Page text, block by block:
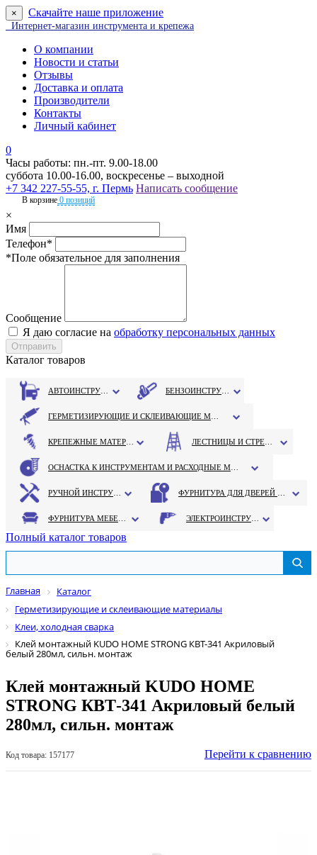
× Скачайте наше приложение
Интернет-магазин инструмента и крепежа
О компании
Новости и статьи
Отзывы
Доставка и оплата
Производители
Контакты
Личный кабинет
0
Часы работы: пн.-пт. 9.00-18.00
суббота 10.00-16.00, воскресенье – выходной
+7 342 227-55-55, г. Пермь Написать сообщение
В корзине 0 позиций
×
Имя
Телефон*
*Поле обязательное для заполнения
Сообщение
Я даю согласие на обработку персональных данных
Каталог товаров
Полный каталог товаров
Главная
Каталог
Герметизирующие и склеивающие материалы
Клеи, холодная сварка
Клей монтажный KUDO HOME STRONG КВТ-341 Акриловый
белый 280мл, сильн. монтаж
Клей монтажный KUDO HOME
STRONG КВТ-341 Акриловый белый
280мл, сильн. монтаж
Код товара: 157177 Перейти к сравнению